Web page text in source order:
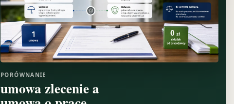
PORÓWNANIE
umowa zlecenie a